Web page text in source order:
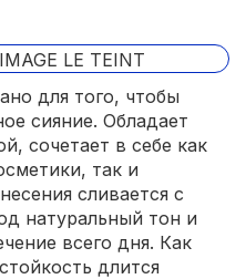
для того, чтобы
сияние. Обладает
сочетает в себе как
так и
сливается с
натуральный тон и
всего дня. Как
длится